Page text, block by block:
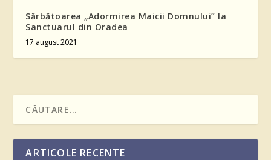
Sărbătoarea „Adormirea Maicii Domnului” la
Sanctuarul din Oradea
17 august 2021
ARTICOLE RECENTE